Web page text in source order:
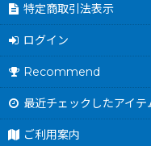
特定商取引法表示
ログイン
Recommend
最近チェックしたアイテ
ご利用案内